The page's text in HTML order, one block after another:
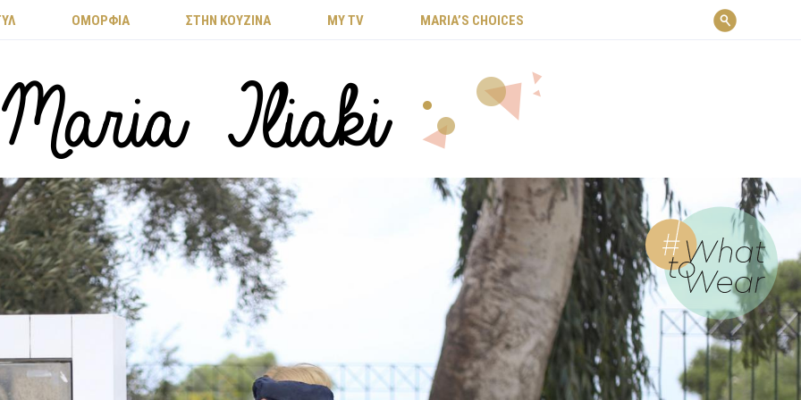
ΟΜΟΡΦΙΑ ΣΤΗΝ ΚΟΥΖΙΝΑ MY TV ΜARIA’S CHOICES